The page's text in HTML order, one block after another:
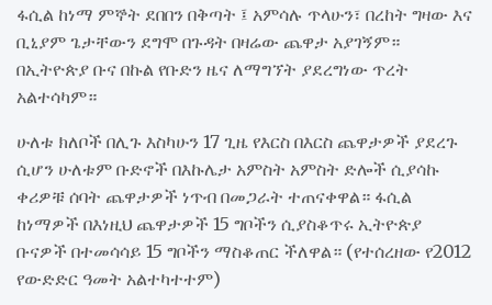
ፋሲል ከነማ ምኞት ደበበን በቅጣት ፤ አምሳሉ ጥላሁን፣ በረከት ግዛው እና
ቢኒያም ጌታቸውን ደግሞ በጉዳት በዛሬው ጨዋታ አያገኝም።
በኢትዮጵያ ቡና በኩል የቡድን ዜና ለማግኘት ያደረግነው ጥረት
አልተሳካም።
ሁለቱ ክለቦች በሊጉ እስካሁን 17 ጊዜ የእርስ በእርስ ጨዋታዎች ያደረጉ
ሲሆን ሁለቱም ቡድኖች በእኩሌታ አምስት አምስት ድሎች ሲያሳኩ
ቀሪዎቹ ሰባት ጨዋታዎች ነጥብ በመጋራት ተጠናቀዋል። ፋሲል
ከነማዎች በእነዚህ ጨዋታዎች 15 ግቦችን ሲያስቆጥሩ ኢትዮጵያ
ቡናዎች በተመሳሳይ 15 ግቦችን ማስቆጠር ችለዋል። (የተሰረዘው የ2012
የውድድር ዓመት አልተካተተም)